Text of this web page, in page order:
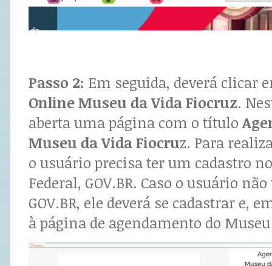
Passo 2: Em seguida, deverá clicar
Online Museu da Vida Fiocruz.
aberta uma página com o título
Museu da Vida Fiocruz. Para
o usuário precisa ter um cadastro
Federal, GOV.BR. Caso o usuário
GOV.BR, ele deverá se cadastrar e,
à página de agendamento do